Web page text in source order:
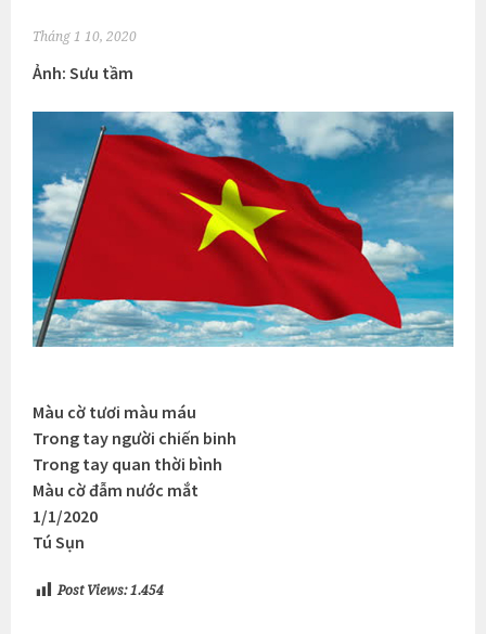
Tháng 1 10, 2020
Ảnh: Sưu tầm
Màu cờ tươi màu máu
Trong tay người chiến binh
Trong tay quan thời bình
Màu cờ đẫm nước mắt
1/1/2020
Tú Sụn
Post Views: 1.454